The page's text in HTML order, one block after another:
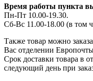
Время работы пункта
Пн-Пт 10.00-19.30.
Сб-Вс 11.00-18.00 (в том
Также товар можно
Вас отделении
Срок доставки товара в
следующий день при